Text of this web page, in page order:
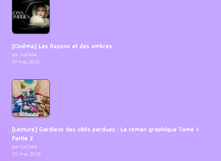
[Cinéma] Les Rayons et des ombres
par LuCioLe
27 mai 2026
[Lecture] Gardiens des cités perdues : Le roman graphique Tome 1
Partie 2
par LuCioLe
25 mai 2026